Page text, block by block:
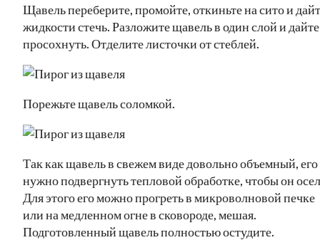
Щавель переберите, промойте, откиньте на сито и
жидкости стечь. Разложите щавель в один слой и дайте
просохнуть. Отделите листочки от стеблей.
Порежьте щавель соломкой.
Так как щавель в свежем виде довольно объемный, его
нужно подвергнуть тепловой обработке, чтобы он
Для этого его можно прогреть в микроволновой печке
или на медленном огне в сковороде, мешая.
Подготовленный щавель полностью остудите.